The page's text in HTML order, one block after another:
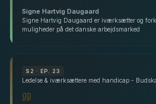
Signe Hartvig Daugaard
Signe Hartvig Daugaard er iværksætter og
muligheder på det danske arbejdsmarked
S 2 · EP. 23